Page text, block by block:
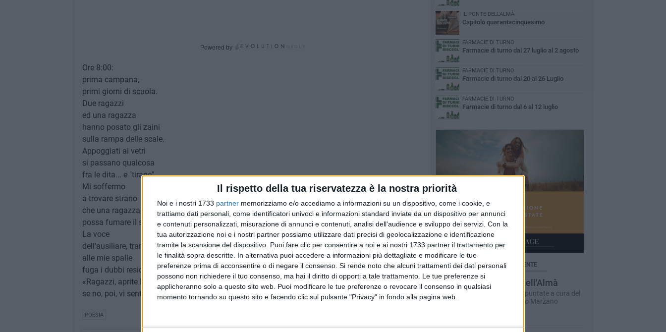
Il rispetto della tua riservatezza è la nostra priorità
Noi e i nostri 1733 partner memorizziamo e/o accediamo a informazioni su un dispositivo, come i cookie, e
trattiamo dati personali, come identificatori univoci e informazioni standard inviate da un dispositivo per annunci
e contenuti personalizzati, misurazione di annunci e contenuti, analisi dell'audience e sviluppo dei servizi. Con la
tua autorizzazione noi e i nostri partner possiamo utilizzare dati precisi di geolocalizzazione e identificazione
tramite la scansione del dispositivo. Puoi fare clic per consentire a noi e ai nostri 1733 partner il trattamento per
le finalità sopra descritte. In alternativa puoi accedere a informazioni più dettagliate e modificare le tue
preferenze prima di acconsentire o di negare il consenso. Si rende noto che alcuni trattamenti dei dati personali
possono non richiedere il tuo consenso, ma hai il diritto di opporti a tale trattamento. Le tue preferenze si
applicheranno solo a questo sito web. Puoi modificare le tue preferenze o revocare il consenso in qualsiasi
momento tornando su questo sito e facendo clic sul pulsante "Privacy" in fondo alla pagina web.
Powered by
Ore 8:00:
prima campana,
primi giorni di scuola.
Due ragazzi
ed una ragazza
hanno posato gli zaini
sulla rampa delle scale.
Appoggiati ai vetri
si passano qualcosa
fra le dita... e "tirano".
Mi soffermo
a trovare strano
che una ragazza
possa fumare il sigaro!
La voce
dell'ausiliare, tranquilla,
alle mie spalle
fuga i dubbi residui:
«Ragazzi, aprite le finestre
se no, poi, vi sentite male!»
POESIA
IL PONTE DELL'ALMÀ
Capitolo quarantacinquesimo
FARMACIE DI TURNO
Farmacie di turno dal 27 luglio al 2 agosto
FARMACIE DI TURNO
Farmacie di turno dal 20 al 26 Luglio
FARMACIE DI TURNO
Farmacie di turno dal 6 al 12 luglio
RUBRICHE AGGIORNATE DI RECENTE
Il Ponte dell'Almà
Romanzo a puntate a cura del
dott. Antonio Marzano